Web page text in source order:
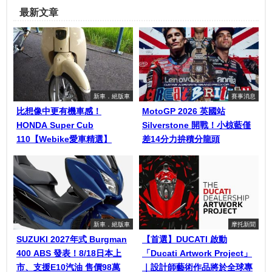
最新文章
新車．絕版車
比想像中更有機車感！
HONDA Super Cub
110【Webike愛車精選】
賽事消息
MotoGP 2026 英國站
Silverstone 開戰！小椋藍僅
差14分力拚積分龍頭
新車．絕版車
SUZUKI 2027年式 Burgman
400 ABS 發表！8/18日本上
市、支援E10汽油 售價98萬
摩托新聞
【首選】DUCATI 啟動
「Ducati Artwork Project」
｜設計師藝術作品將於全球專